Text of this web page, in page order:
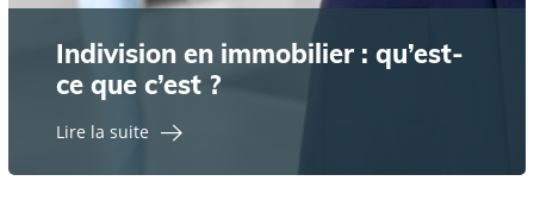
Indivision en immobilier : qu’est-
ce que c’est ?
Lire la suite